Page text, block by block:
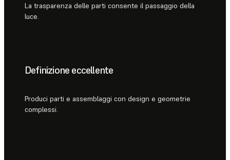
La trasparenza delle parti consente il passaggio della
luce.
Definizione eccellente
Produci parti e assemblaggi con design e geometrie
complessi.